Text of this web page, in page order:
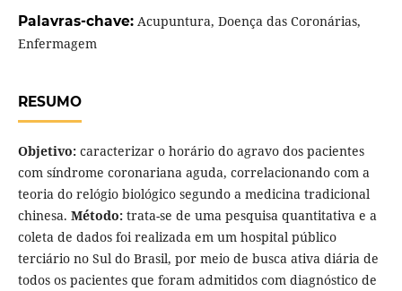
Palavras-chave: Acupuntura, Doença das Coronárias,
Enfermagem
RESUMO
Objetivo:caracterizar o horário do agravo dos pacientes
com síndrome coronariana aguda, correlacionando com a
teoria do relógio biológico segundo a medicina tradicional
chinesa. Método:trata-se de uma pesquisa quantitativa e a
coleta de dados foi realizada em um hospital público
terciário no Sul do Brasil, por meio de busca ativa diária de
todos os pacientes que foram admitidos com diagnóstico de